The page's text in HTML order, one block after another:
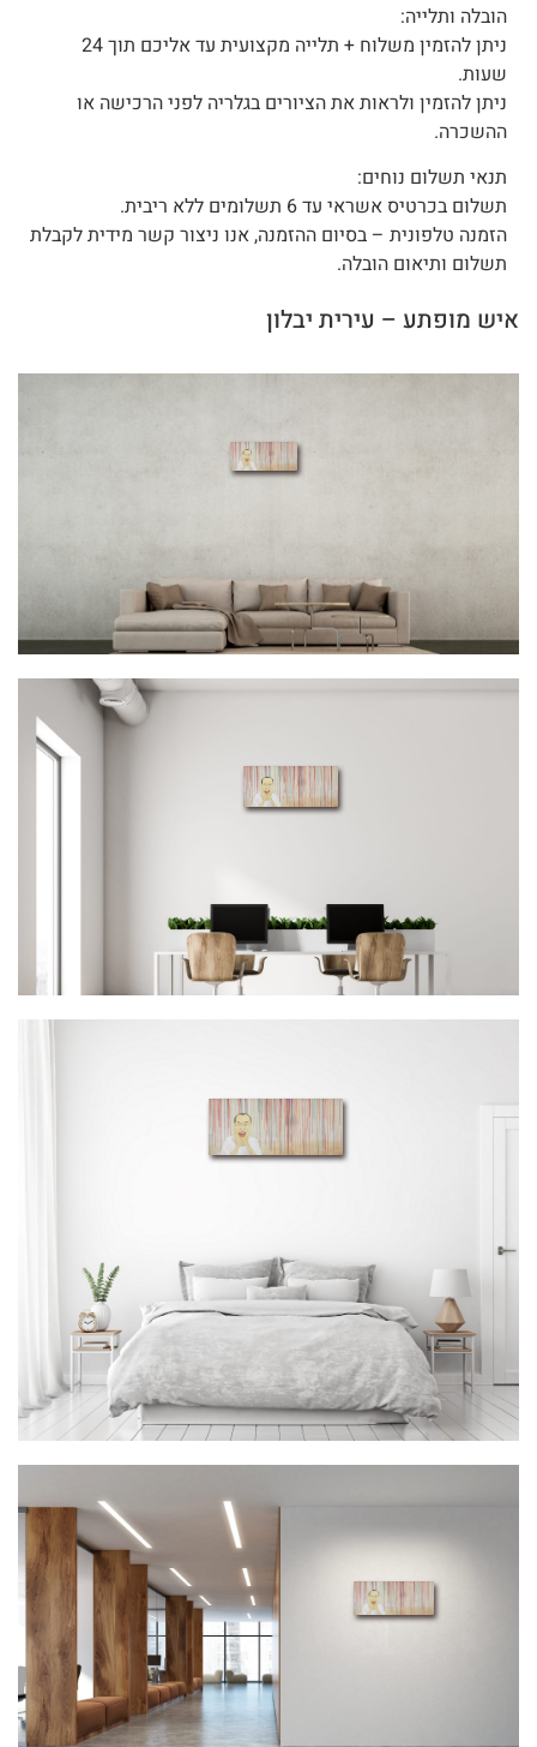
הובלה ותלייה:
ניתן להזמין משלוח + תלייה מקצועית עד אליכם תוך 24
שעות.
ניתן להזמין ולראות את הציורים בגלריה לפני הרכישה או
ההשכרה.
תנאי תשלום נוחים:
תשלום בכרטיס אשראי עד 6 תשלומים ללא ריבית.
הזמנה טלפונית – בסיום ההזמנה, אנו ניצור קשר מידית לקבלת
תשלום ותיאום הובלה.
איש מופתע – עירית יבלון